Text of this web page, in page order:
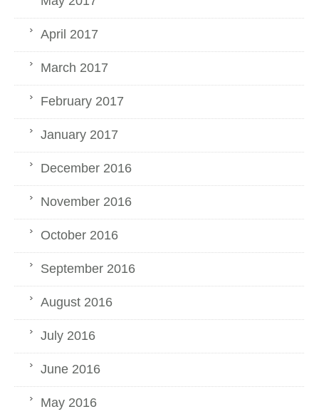
April 2017
March 2017
February 2017
January 2017
December 2016
November 2016
October 2016
September 2016
August 2016
July 2016
June 2016
May 2016